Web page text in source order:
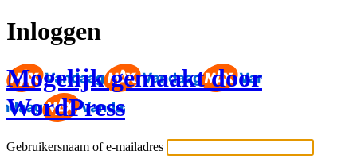
Inloggen
Mogelijk gemaakt door
WordPress
Gebruikersnaam of e-mailadres